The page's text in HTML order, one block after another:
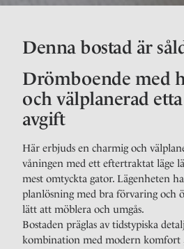
Denna bostad är
Drömboende med
och välplanerad
avgift
Här erbjuds en charmig och
våningen med ett eftertraktat läge
mest omtyckta gator. Lägenheten
planlösning med bra förvaring och
lätt att möblera och umgås.
Bostaden präglas av tidstypiska
kombination med modern komfort